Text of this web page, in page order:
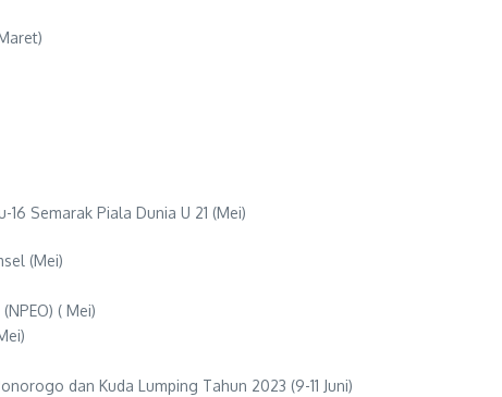
Semarak Piala Dunia U 21 (Mei)
(Mei)
( Mei)
dan Kuda Lumping Tahun 2023 (9-11 Juni)